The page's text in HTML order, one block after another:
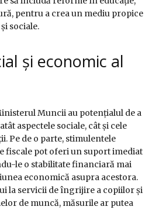
pentru a crea un mediu propice
sociale.
și economic al
Muncii au potențialul de a
aspectele sociale, cât și cele
Pe de o parte, stimulentele
fiscale pot oferi un suport imediat
le o stabilitate financiară mai
economică asupra acestora.
la servicii de îngrijire a copiilor și
de muncă, măsurile ar putea